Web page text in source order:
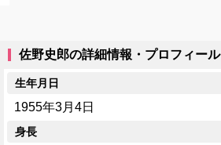
佐野史郎の詳細情報・プロフィール
生年月日
1955年3月4日
身長